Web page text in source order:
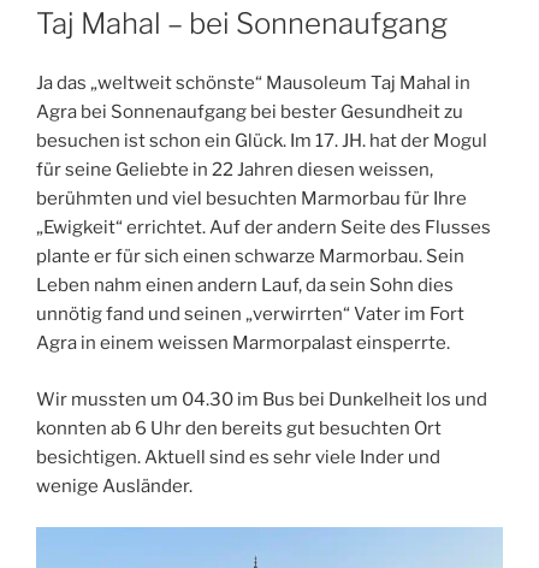
AM
Taj Mahal – bei Sonnenaufgang
Ja das „weltweit schönste“ Mausoleum Taj Mahal in
Agra bei Sonnenaufgang bei bester Gesundheit zu
besuchen ist schon ein Glück. Im 17. JH. hat der Mogul
für seine Geliebte in 22 Jahren diesen weissen,
berühmten und viel besuchten Marmorbau für Ihre
„Ewigkeit“ errichtet. Auf der andern Seite des Flusses
plante er für sich einen schwarze Marmorbau. Sein
Leben nahm einen andern Lauf, da sein Sohn dies
unnötig fand und seinen „verwirrten“ Vater im Fort
Agra in einem weissen Marmorpalast einsperrte.
Wir mussten um 04.30 im Bus bei Dunkelheit los und
konnten ab 6 Uhr den bereits gut besuchten Ort
besichtigen. Aktuell sind es sehr viele Inder und
wenige Ausländer.